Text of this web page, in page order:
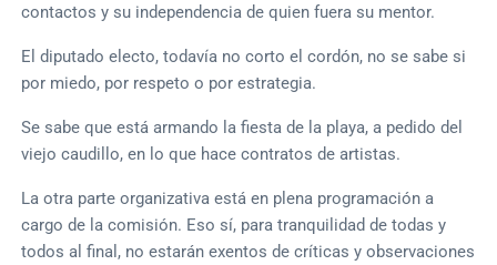
contactos y su independencia de quien fuera su mentor.
El diputado electo, todavía no corto el cordón, no se sabe si
por miedo, por respeto o por estrategia.
Se sabe que está armando la fiesta de la playa, a pedido del
viejo caudillo, en lo que hace contratos de artistas.
La otra parte organizativa está en plena programación a
cargo de la comisión. Eso sí, para tranquilidad de todas y
todos al final, no estarán exentos de críticas y observaciones